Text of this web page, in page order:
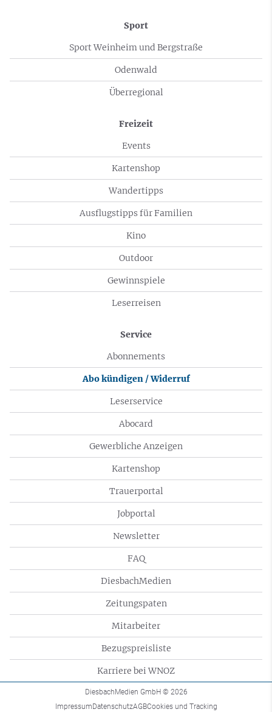
Sport
Sport Weinheim und Bergstraße
Odenwald
Überregional
Freizeit
Events
Kartenshop
Wandertipps
Ausflugstipps für Familien
Kino
Outdoor
Gewinnspiele
Leserreisen
Service
Abonnements
Abo kündigen / Widerruf
Leserservice
Abocard
Gewerbliche Anzeigen
Kartenshop
Trauerportal
Jobportal
Newsletter
FAQ
DiesbachMedien
Zeitungspaten
Mitarbeiter
Bezugspreisliste
Karriere bei WNOZ
DiesbachMedien GmbH © 2026
ImpressumDatenschutzAGBCookies und Tracking